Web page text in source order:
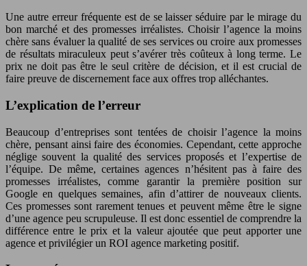
Une autre erreur fréquente est de se laisser séduire par le mirage du
bon marché et des promesses irréalistes. Choisir l’agence la moins
chère sans évaluer la qualité de ses services ou croire aux promesses
de résultats miraculeux peut s’avérer très coûteux à long terme. Le
prix ne doit pas être le seul critère de décision, et il est crucial de
faire preuve de discernement face aux offres trop alléchantes.
L’explication de l’erreur
Beaucoup d’entreprises sont tentées de choisir l’agence la moins
chère, pensant ainsi faire des économies. Cependant, cette approche
néglige souvent la qualité des services proposés et l’expertise de
l’équipe. De même, certaines agences n’hésitent pas à faire des
promesses irréalistes, comme garantir la première position sur
Google en quelques semaines, afin d’attirer de nouveaux clients.
Ces promesses sont rarement tenues et peuvent même être le signe
d’une agence peu scrupuleuse. Il est donc essentiel de comprendre la
différence entre le prix et la valeur ajoutée que peut apporter une
agence et privilégier un ROI agence marketing positif.